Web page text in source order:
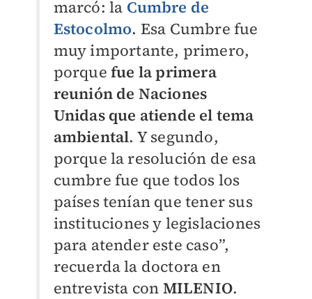
marcó: la Cumbre de
Estocolmo. Esa Cumbre fue
muy importante, primero,
porque fue la primera
reunión de Naciones
Unidas que atiende el tema
ambiental. Y segundo,
porque la resolución de esa
cumbre fue que todos los
países tenían que tener sus
instituciones y legislaciones
para atender este caso”,
recuerda la doctora en
entrevista con MILENIO.